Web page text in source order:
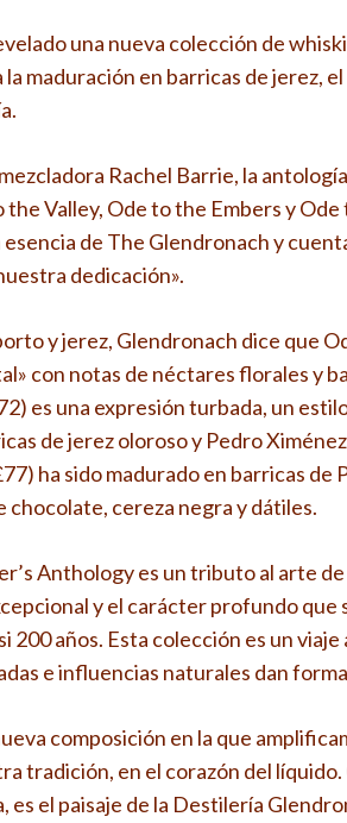
una nueva colección de
maduración en barricas de jerez,
Rachel Barrie, la
the Valley, Ode to the Embers y
de The Glendronach y
dedicación».
y jerez, Glendronach dice que
con notas de néctares florales y
es una expresión turbada, un
de jerez oloroso y Pedro
ha sido madurado en barricas de
cereza negra y dátiles.
Anthology es un tributo al arte
y el carácter profundo que
200 años. Esta colección es un
e influencias naturales dan
composición en la que
tradición, en el corazón del
es el paisaje de la Destilería